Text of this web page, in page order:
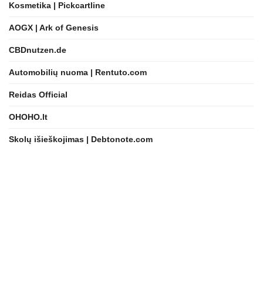
Kosmetika | Pickcartline
AOGX | Ark of Genesis
CBDnutzen.de
Automobilių nuoma | Rentuto.com
Reidas Official
OHOHO.lt
Skolų išieškojimas | Debtonote.com